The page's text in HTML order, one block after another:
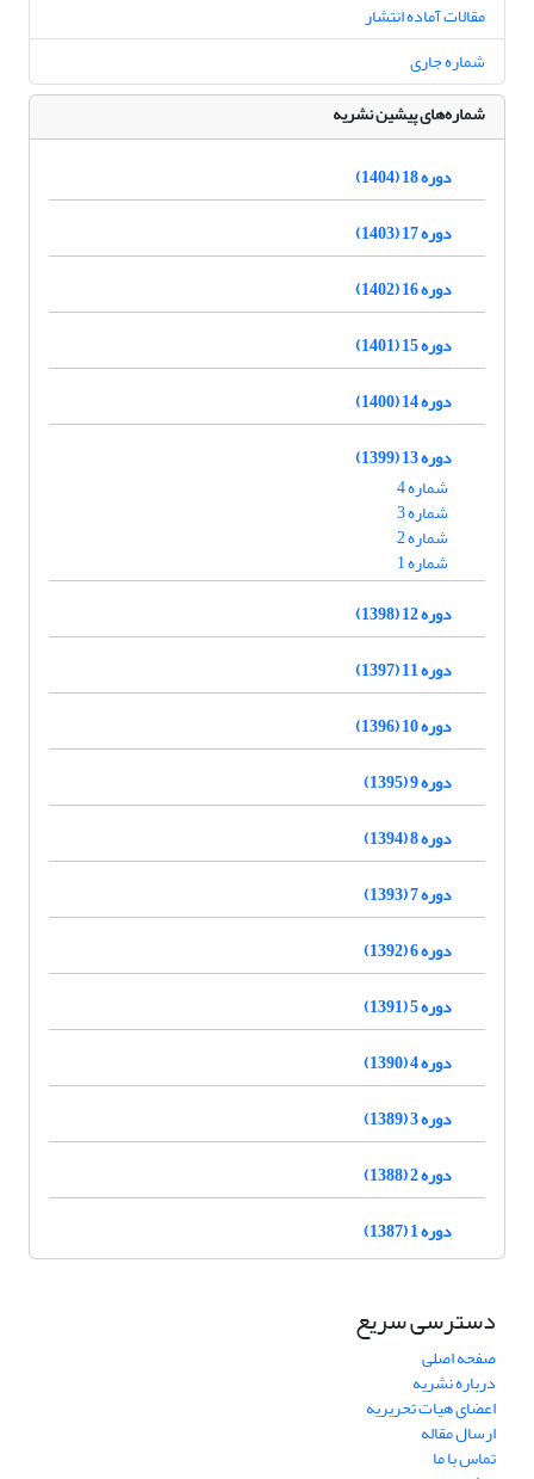
مقالات آماده انتشار
شماره جاری
شماره‌های پیشین نشریه
دوره 18 (1404)
دوره 17 (1403)
دوره 16 (1402)
دوره 15 (1401)
دوره 14 (1400)
دوره 13 (1399)
شماره 4
شماره 3
شماره 2
شماره 1
دوره 12 (1398)
دوره 11 (1397)
دوره 10 (1396)
دوره 9 (1395)
دوره 8 (1394)
دوره 7 (1393)
دوره 6 (1392)
دوره 5 (1391)
دوره 4 (1390)
دوره 3 (1389)
دوره 2 (1388)
دوره 1 (1387)
دسترسی سریع
صفحه اصلی
درباره نشریه
اعضای هیات تحریریه
ارسال مقاله
تماس با ما